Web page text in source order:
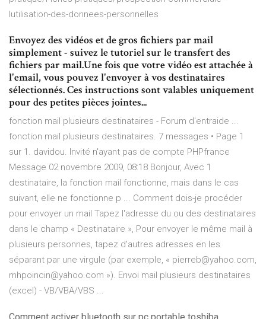
lutilisation-des-donnees-personnelles
Envoyez des vidéos et de gros fichiers par mail
simplement - suivez le tutoriel sur le transfert des
fichiers par mail.Une fois que votre vidéo est attachée à
l'email, vous pouvez l'envoyer à vos destinataires
sélectionnés. Ces instructions sont valables uniquement
pour des petites pièces jointes...
fonction mail plusieurs destinataires - Forum d'entraide ...
fonction mail plusieurs destinataires. 7 messages • Page 1
sur 1. davidou. Invité n'ayant pas de compte PHPfrance
Message 02 novembre 2009, 08:18 Bonjour, Avec 1
destinataire, la fonction mail fonctionne, mais dans le cas
suivant, elle ne fonctionne p ... Comment dois-je procéder
pour envoyer un mail Tapez l'adresse du ou des destinataires
dans le champ « Destinataire », Pour envoyer le même mail à
plusieurs personnes, tapez d'autres adresses en les
séparant par une virgule (par exemple, « pierreb@yahoo.com,
mhpoincin@yahoo.com »). Envoi mail plusieurs destinataires
(excel) - VB/VBA/VBS ...